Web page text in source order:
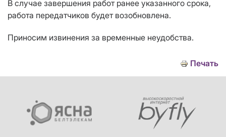
В случае завершения работ ранее указанного срока,
работа передатчиков будет возобновлена.
Приносим извинения за временные неудобства.
Печать